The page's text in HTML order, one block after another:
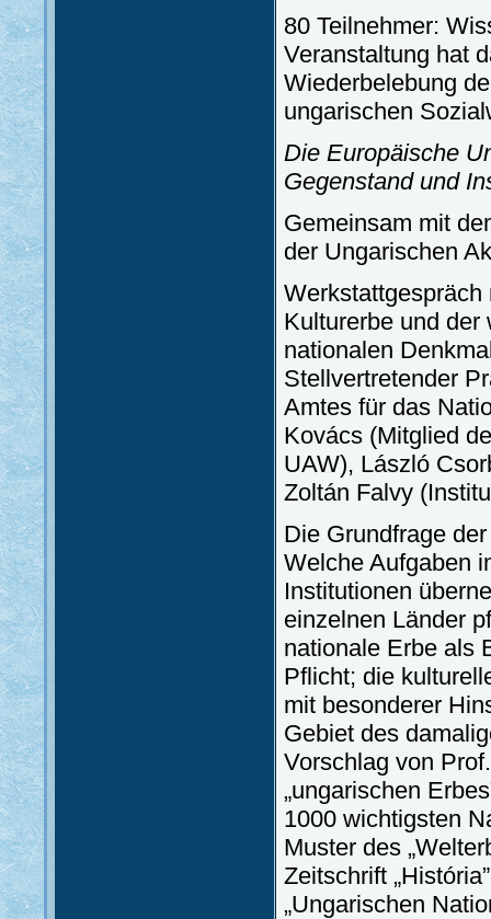
80 Teilnehmer:
Veranstaltung hat
Wiederbelebung
ungarischen
Die Europäische
Gegenstand und
Gemeinsam mit
der Ungarischen
Kulturerbe und der
nationalen
Stellvertretender
Amtes für das
Kovács (Mitglied
UAW), László
Zoltán Falvy
Die Grundfrage
Welche Aufgaben
Institutionen
einzelnen Länder
nationale Erbe als
Pflicht; die
mit besonderer
Gebiet des
Vorschlag von
„ungarischen
1000 wichtigsten
Muster des
Zeitschrift
„Ungarischen